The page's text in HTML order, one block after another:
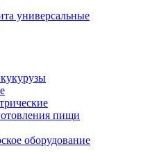
универсальные
пищи
оборудование